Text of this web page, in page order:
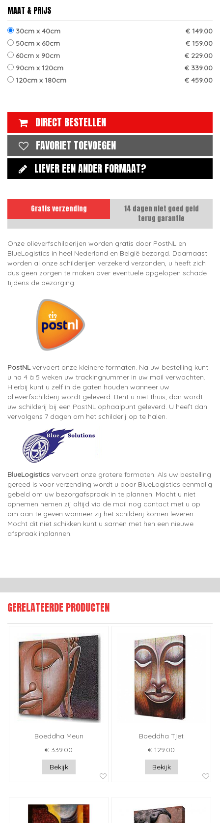
MAAT & PRIJS
30cm x 40cm
€ 149.00
50cm x 60cm
€ 159.00
60cm x 90cm
€ 229.00
90cm x 120cm
€ 339.00
120cm x 180cm
€ 459.00
DIRECT BESTELLEN
FAVORIET TOEVOEGEN
LIEVER EEN ANDER FORMAAT?
Gratis verzending
14 dagen niet goed geld
terug garantie
Onze olieverfschilderijen worden gratis door PostNL en
BlueLogistics in heel Nederland en België bezorgd. Daarnaast
worden al onze schilderijen verzekerd verzonden, u heeft zich
dus geen zorgen te maken over eventuele opgelopen schade
tijdens de bezorging.
PostNLvervoert onze kleinere formaten. Na uw bestelling kunt
u na 4 à 5 weken uw trackingnummer in uw mail verwachten.
Hierbij kunt u zelf in de gaten houden wanneer uw
olieverfschilderij wordt geleverd. Bent u niet thuis, dan wordt
uw schilderij bij een PostNL ophaalpunt geleverd. U heeft dan
vervolgens 7 dagen om het schilderij op te halen.
BlueLogistics vervoert onze grotere formaten. Als uw bestelling
gereed is voor verzending wordt u door BlueLogistics eenmalig
gebeld om uw bezorgafspraak in te plannen. Mocht u niet
opnemen nemen zij altijd via de mail nog contact met u op
om aan te geven wanneer zij het schilderij komen leveren.
Mocht dit niet schikken kunt u samen met hen een nieuwe
afspraak inplannen.
GERELATEERDE PRODUCTEN
Boeddha Meun
€ 339.00
Bekijk
Boeddha Tjet
€ 129.00
Bekijk